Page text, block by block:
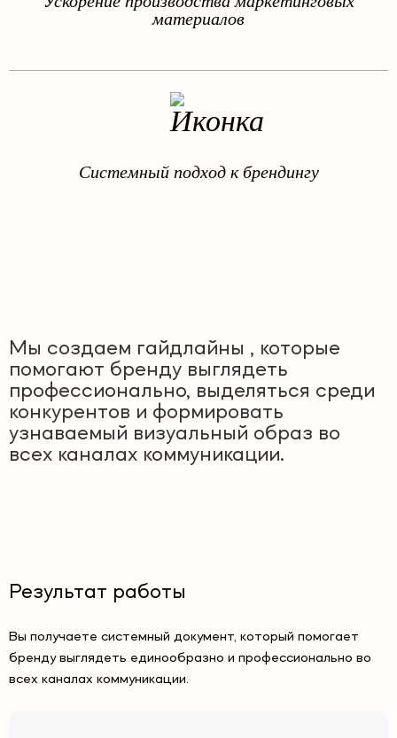
материалов
Системный подход к брендингу
Мы создаем гайдлайны , которые
помогают бренду выглядеть
профессионально, выделяться среди
конкурентов и формировать
узнаваемый визуальный образ во
всех каналах коммуникации.
Результат работы
Вы получаете системный документ, который помогает
бренду выглядеть единообразно и профессионально во
всех каналах коммуникации.